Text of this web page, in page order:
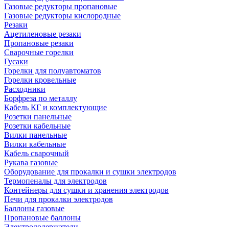
Газовые редукторы пропановые
Газовые редукторы кислородные
Резаки
Ацетиленовые резаки
Пропановые резаки
Сварочные горелки
Гусаки
Горелки для полуавтоматов
Горелки кровельные
Расходники
Борфреза по металлу
Кабель КГ и комплектующие
Розетки панельные
Розетки кабельные
Вилки панельные
Вилки кабельные
Кабель сварочный
Рукава газовые
Оборудование для прокалки и сушки электродов
Термопеналы для электродов
Контейнеры для сушки и хранения электродов
Печи для прокалки электродов
Баллоны газовые
Пропановые баллоны